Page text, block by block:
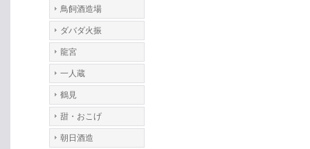
鳥飼酒造場
ダバダ火振
龍宮
一人蔵
鶴見
甜・おこげ
朝日酒造